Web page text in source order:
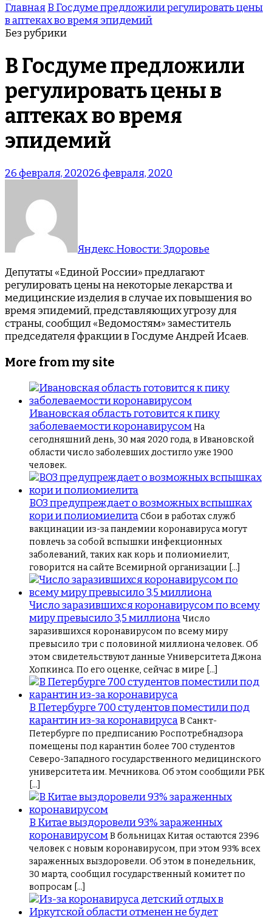
ГлавнаяВ Госдуме предложили регулировать цены
в аптеках во время эпидемий
Без рубрики
В Госдуме предложили
регулировать цены в
аптеках во время
эпидемий
26 февраля, 202026 февраля, 2020
Яндекс.Новости: Здоровье
Депутаты «Единой России» предлагают
регулировать цены на некоторые лекарства и
медицинские изделия в случае их повышения во
время эпидемий, представляющих угрозу для
страны, сообщил «Ведомостям» заместитель
председателя фракции в Госдуме Андрей Исаев.
More from my site
Ивановская область готовится к пику
заболеваемости коронавирусомНа
сегодняшний день, 30 мая 2020 года, в Ивановской
области число заболевших достигло уже 1900
человек.
ВОЗ предупреждает о возможных вспышках
кори и полиомиелитаСбои в работах служб
вакцинации из-за пандемии коронавируса могут
повлечь за собой вспышки инфекционных
заболеваний, таких как корь и полиомиелит,
говорится на сайте Всемирной организации […]
Число заразившихся коронавирусом по всему
миру превысило 3,5 миллионаЧисло
заразившихся коронавирусом по всему миру
превысило три с половиной миллиона человек. Об
этом свидетельствуют данные Университета Джона
Хопкинса. По его оценке, сейчас в мире […]
В Петербурге 700 студентов поместили под
карантин из-за коронавирусаВ Санкт-
Петербурге по предписанию Роспотребнадзора
помещены под карантин более 700 студентов
Северо-Западного государственного медицинского
университета им. Мечникова. Об этом сообщили РБК
[…]
В Китае выздоровели 93% зараженных
коронавирусомВ больницах Китая остаются 2396
человек с новым коронавирусом, при этом 93% всех
зараженных выздоровели. Об этом в понедельник,
30 марта, сообщил государственный комитет по
вопросам […]